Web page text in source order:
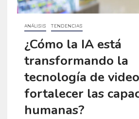
ANÁLISIS TENDENCIAS
¿Cómo la IA está
transformando la
tecnología de
fortalecer las
humanas?